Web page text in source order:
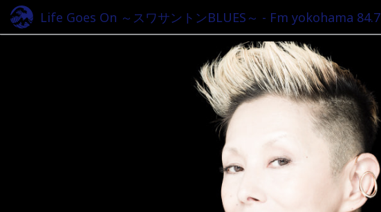
Life Goes On ～スワサントンBLUES～ - Fm yokohama 84.7